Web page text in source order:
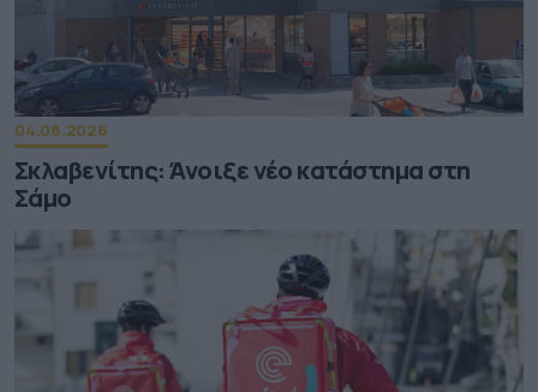
04.08.2026
Σκλαβενίτης: Άνοιξε νέο κατάστημα στη
Σάμο